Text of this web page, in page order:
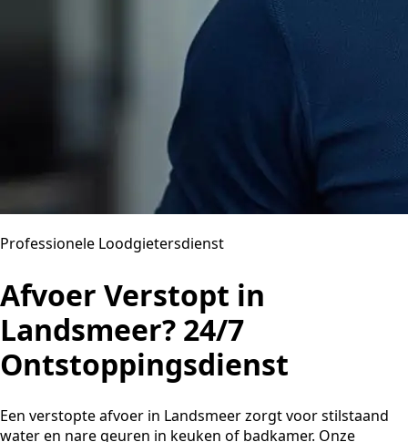
Professionele Loodgietersdienst
Afvoer Verstopt in
Landsmeer? 24/7
Ontstoppingsdienst
Een verstopte afvoer in Landsmeer zorgt voor stilstaand
water en nare geuren in keuken of badkamer. Onze